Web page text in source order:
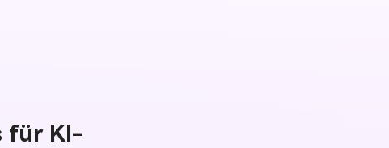
für KI-